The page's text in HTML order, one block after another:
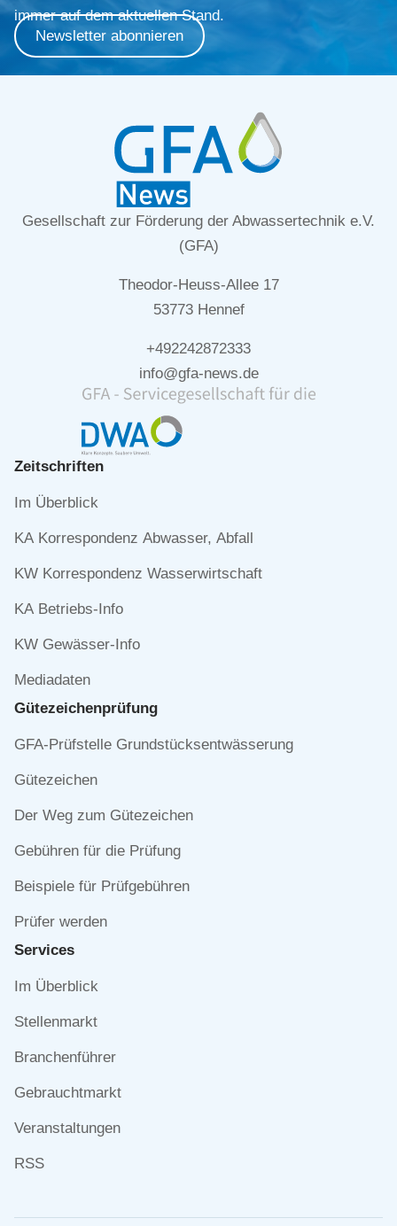
immer auf dem aktuellen Stand.
Newsletter abonnieren
Gesellschaft zur Förderung der Abwassertechnik e.V.
(GFA)
Theodor-Heuss-Allee 17
53773 Hennef
+492242872333
info@gfa-news.de
Zeitschriften
Navigation
Im Überblick
KA Korrespondenz Abwasser, Abfall
KW Korrespondenz Wasserwirtschaft
KA Betriebs-Info
KW Gewässer-Info
Mediadaten
Gütezeichen­prüfung
Navigation
GFA-Prüfstelle Grundstücksentwässerung
Gütezeichen
Der Weg zum Gütezeichen
Gebühren für die Prüfung
Beispiele für Prüfgebühren
Prüfer werden
Services
Navigation
Im Überblick
Stellenmarkt
Branchenführer
Gebrauchtmarkt
Veranstaltungen
RSS